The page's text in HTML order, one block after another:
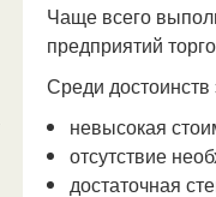
Чаще всего
предприятий
Среди достоинств
невысокая
отсутствие
достаточная